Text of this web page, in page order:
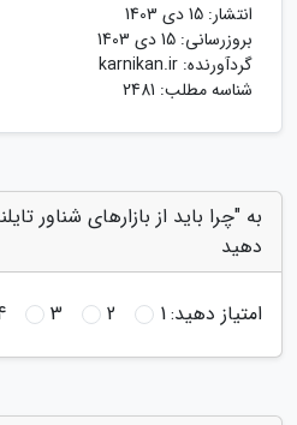
انتشار: 15 دی 1403
بروزرسانی: 15 دی 1403
گردآورنده: karnikan.ir
شناسه مطلب: 2481
به "چرا باید از بازارهای شناور
دهید
امتیاز دهید:1
2
3